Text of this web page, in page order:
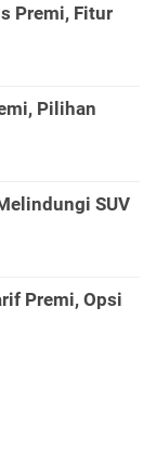
Premi, Fitur
Pilihan
SUV
Premi, Opsi